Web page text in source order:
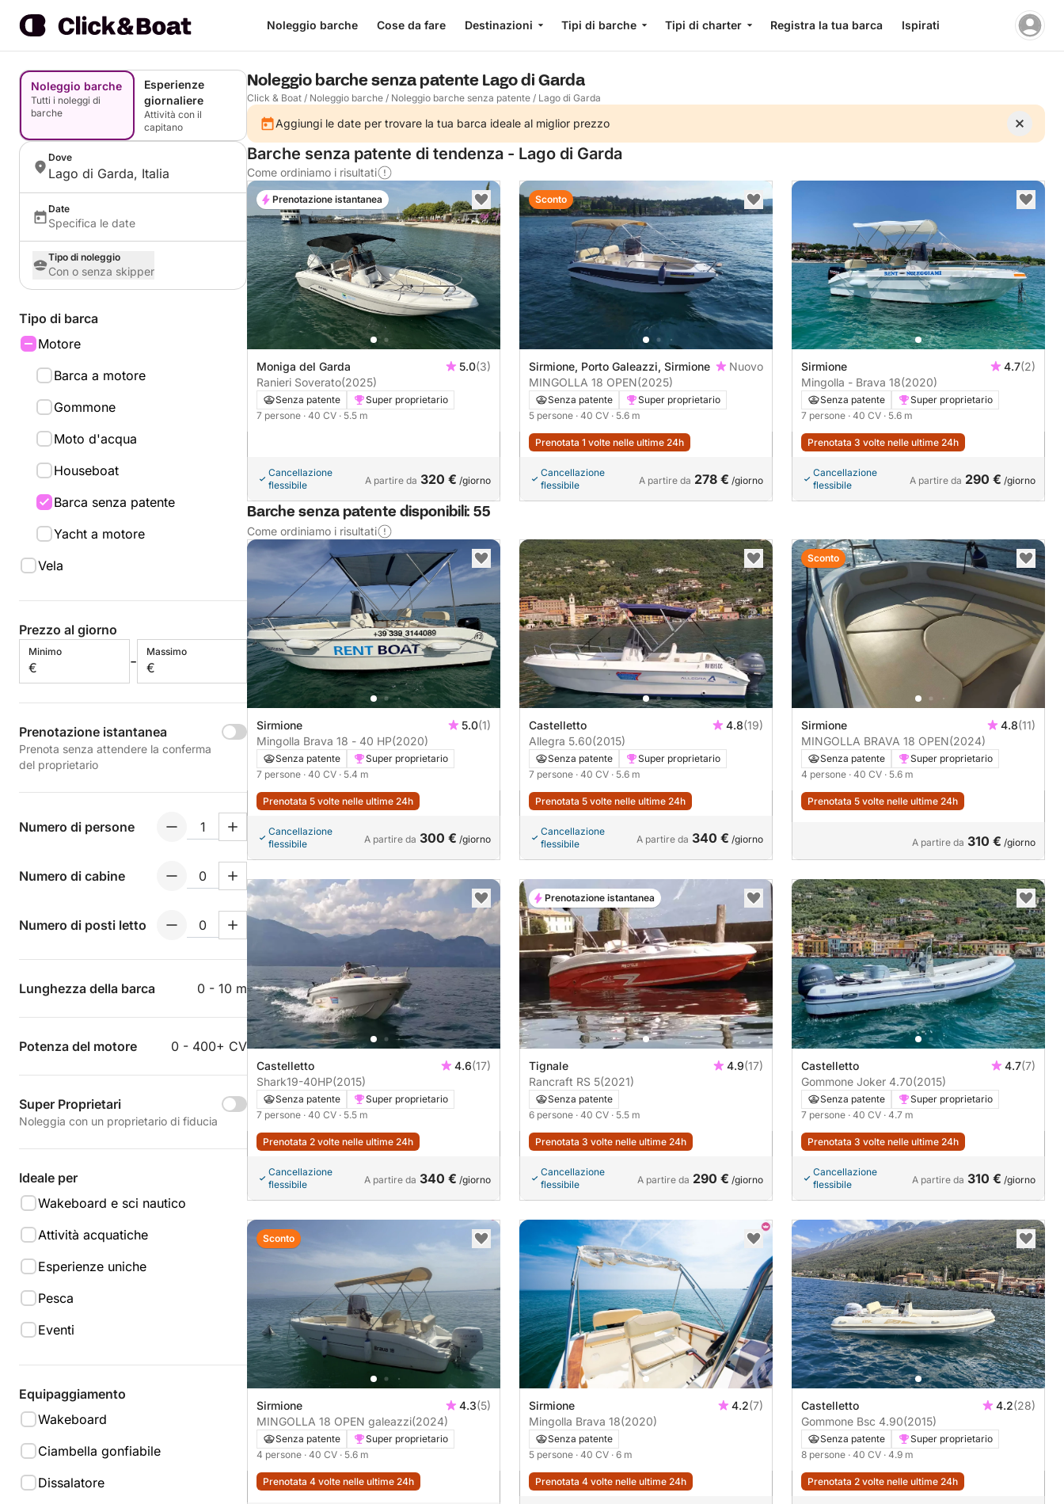
Noleggio barche Cose da fare Destinazioni Tipi di barche Tipi di charter Registra la tua barca Ispirati
Noleggio barche
Tutti i noleggi di
barche
Esperienze
giornaliere
Attività con il
capitano
Dove
Lago di Garda, Italia
Date
Specifica le date
Tipo di noleggio
Con o senza skipper
Tipo di barca
Motore
Barca a motore
Gommone
Moto d'acqua
Houseboat
Barca senza patente
Yacht a motore
Vela
Prezzo al giorno
Minimo
€ -
Massimo
€
Prenotazione istantanea
Prenota senza attendere la conferma
del proprietario
Numero di persone
Numero di cabine
Numero di posti letto
Lunghezza della barca 0 - 10 m
Potenza del motore 0 - 400+ CV
Super Proprietari
Noleggia con un proprietario di fiducia
Ideale per
Wakeboard e sci nautico
Attività acquatiche
Esperienze uniche
Pesca
Eventi
Equipaggiamento
Wakeboard
Ciambella gonfiabile
Dissalatore
Noleggio barche senza patente Lago di Garda
Click & Boat / Noleggio barche / Noleggio barche senza patente / Lago di Garda
Aggiungi le date per trovare la tua barca ideale al miglior prezzo
Barche senza patente di tendenza - Lago di Garda
Come ordiniamo i risultati
Moniga del Garda 5.0(3)
Ranieri Soverato(2025)
Senza patente
Super proprietario
7 persone · 40 CV · 5.5 m
Cancellazione
flessibile
A partire da 320 € /giorno
Prenotazione istantanea
Sirmione, Porto Galeazzi, Sirmione
Nuovo
MINGOLLA 18 OPEN(2025)
Senza patente
Super proprietario
5 persone · 40 CV · 5.6 m
Prenotata 1 volte nelle ultime 24h
Cancellazione
flessibile
A partire da 278 € /giorno
Sconto
Sirmione 4.7(2)
Mingolla - Brava 18(2020)
Senza patente
Super proprietario
7 persone · 40 CV · 5.6 m
Prenotata 3 volte nelle ultime 24h
Cancellazione
flessibile
A partire da 290 € /giorno
Barche senza patente disponibili: 55
Come ordiniamo i risultati
Sirmione 5.0(1)
Mingolla Brava 18 - 40 HP(2020)
Senza patente
Super proprietario
7 persone · 40 CV · 5.4 m
Prenotata 5 volte nelle ultime 24h
Cancellazione
flessibile
A partire da 300 € /giorno
Castelletto 4.8(19)
Allegra 5.60(2015)
Senza patente
Super proprietario
7 persone · 40 CV · 5.6 m
Prenotata 5 volte nelle ultime 24h
Cancellazione
flessibile
A partire da 340 € /giorno
Sirmione 4.8(11)
MINGOLLA BRAVA 18 OPEN(2024)
Senza patente
Super proprietario
4 persone · 40 CV · 5.6 m
Prenotata 5 volte nelle ultime 24h
A partire da 310 € /giorno
Sconto
Castelletto 4.6(17)
Shark19-40HP(2015)
Senza patente
Super proprietario
7 persone · 40 CV · 5.5 m
Prenotata 2 volte nelle ultime 24h
Cancellazione
flessibile
A partire da 340 € /giorno
Tignale 4.9(17)
Rancraft RS 5(2021)
Senza patente
6 persone · 40 CV · 5.5 m
Prenotata 3 volte nelle ultime 24h
Cancellazione
flessibile
A partire da 290 € /giorno
Prenotazione istantanea
Castelletto 4.7(7)
Gommone Joker 4.70(2015)
Senza patente
Super proprietario
7 persone · 40 CV · 4.7 m
Prenotata 3 volte nelle ultime 24h
Cancellazione
flessibile
A partire da 310 € /giorno
Sirmione 4.3(5)
MINGOLLA 18 OPEN galeazzi(2024)
Senza patente
Super proprietario
4 persone · 40 CV · 5.6 m
Prenotata 4 volte nelle ultime 24h
Sconto
Sirmione 4.2(7)
Mingolla Brava 18(2020)
Senza patente
5 persone · 40 CV · 6 m
Prenotata 4 volte nelle ultime 24h
Castelletto 4.2(28)
Gommone Bsc 4.90(2015)
Senza patente
Super proprietario
8 persone · 40 CV · 4.9 m
Prenotata 2 volte nelle ultime 24h